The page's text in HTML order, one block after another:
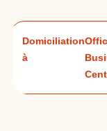
Domiciliation
à